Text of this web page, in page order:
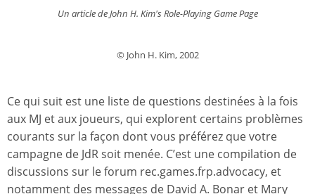
Un article de John H. Kim's Role-Playing Game Page
© John H. Kim, 2002
Ce qui suit est une liste de questions destinées à la fois
aux MJ et aux joueurs, qui explorent certains problèmes
courants sur la façon dont vous préférez que votre
campagne de JdR soit menée. C’est une compilation de
discussions sur le forum rec.games.frp.advocacy, et
notamment des messages de David A. Bonar et Mary